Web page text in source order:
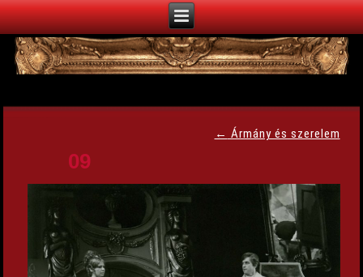
← Ármány és szerelem
09